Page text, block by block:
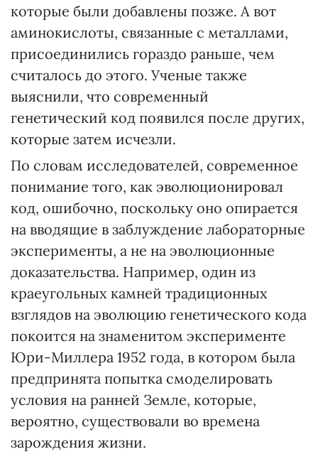
которые были добавлены позже. А вот
аминокислоты, связанные с металлами,
присоединились гораздо раньше, чем
считалось до этого. Ученые также
выяснили, что современный
генетический код появился после других,
которые затем исчезли.
По словам исследователей, современное
понимание того, как эволюционировал
код, ошибочно, поскольку оно опирается
на вводящие в заблуждение лабораторные
эксперименты, а не на эволюционные
доказательства. Например, один из
краеугольных камней традиционных
взглядов на эволюцию генетического кода
покоится на знаменитом эксперименте
Юри-Миллера 1952 года, в котором была
предпринята попытка смоделировать
условия на ранней Земле, которые,
вероятно, существовали во времена
зарождения жизни.